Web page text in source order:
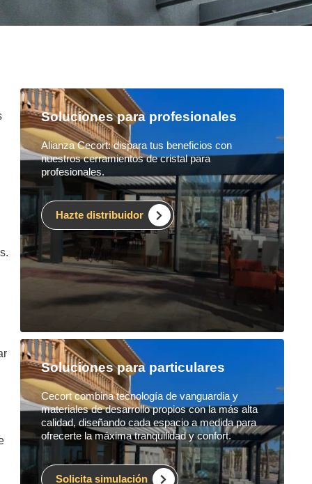
Soluciones para profesionales
Alianza Cecort: dispara tus beneficios con
nuestros cerramientos de cristal para
profesionales.
Hazte distribuidor
Soluciones para particulares
Cecort combina tecnología de vanguardia y
materiales de desarrollo propios con la más alta
calidad, diseñando cada espacio a medida para
ofrecerte la máxima tranquilidad y confort.
Solicita simulación